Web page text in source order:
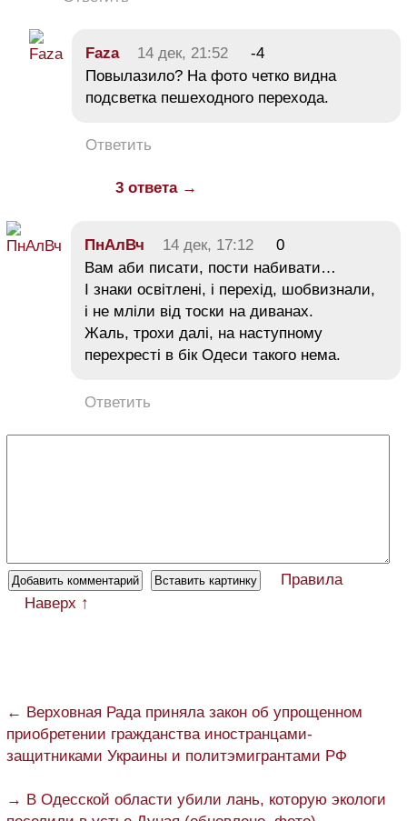
Faza 14 дек, 21:52
-4
Повылазило? На фото четко видна
подсветка пешеходного перехода.
Ответить
3 ответа →
ПнАлВч 14 дек, 17:12
0
Вам аби писати, пости набивати…
І знаки освітлені, і перехід, шобвизнали,
і не мліли від тоски на диванах.
Жаль, трохи далі, на наступному
перехресті в бік Одеси такого нема.
Ответить
Правила
Наверх ↑
← Верховная Рада приняла закон об упрощенном
приобретении гражданства иностранцами-
защитниками Украины и политэмигрантами РФ
→ В Одесской области убили лань, которую экологи